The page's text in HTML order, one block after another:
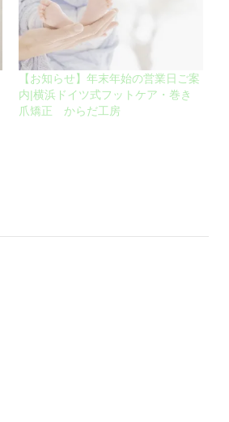
【お知らせ】年末年始の営業日ご案
内|横浜ドイツ式フットケア・巻き
爪矯正 からだ工房